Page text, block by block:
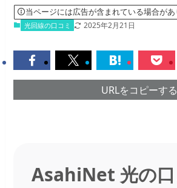
当ページには広告が含まれている場合があ
光回線の口コミ 2025年2月21日
URLをコピーする
AsahiNet 光の口